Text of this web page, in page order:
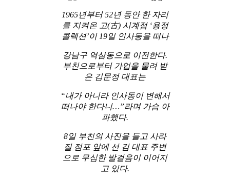
1965년부터 52년 동안 한 자리
를 지켜온 고(古) 시계점 ‘용정
콜렉션’이 19일 인사동을 떠나
강남구 역삼동으로 이전한다.
부친으로부터 가업을 물려 받
은 김문정 대표는
“내가 아니라 인사동이 변해서
떠나야 한다니…”라며 가슴 아
파했다.
8일 부친의 사진을 들고 사라
질 점포 앞에 선 김 대표 주변
으로 무심한 발걸음이 이어지
고 있다.